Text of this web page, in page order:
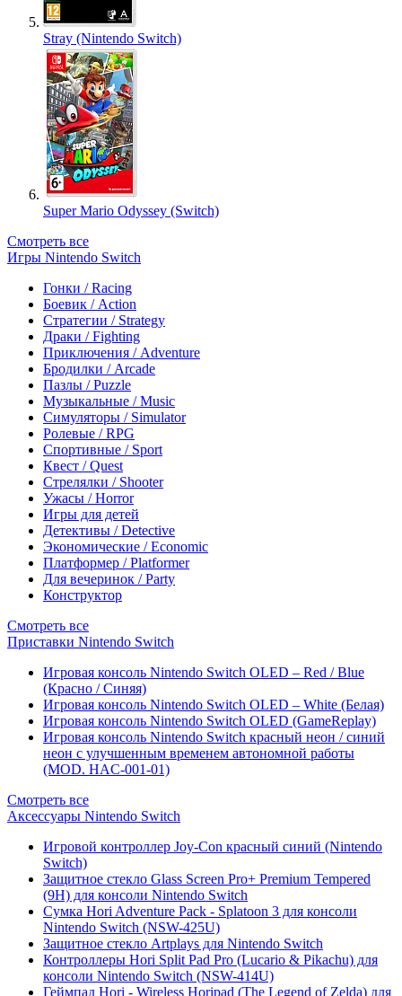
Stray (Nintendo Switch)
Super Mario Odyssey (Switch)
Смотреть все
Игры Nintendo Switch
Гонки / Racing
Боевик / Action
Стратегии / Strategy
Драки / Fighting
Приключения / Adventure
Бродилки / Arcade
Пазлы / Puzzle
Музыкальные / Music
Симуляторы / Simulator
Ролевые / RPG
Спортивные / Sport
Квест / Quest
Стрелялки / Shooter
Ужасы / Horror
Игры для детей
Детективы / Detective
Экономические / Economic
Платформер / Platformer
Для вечеринок / Party
Конструктор
Смотреть все
Приставки Nintendo Switch
Игровая консоль Nintendo Switch OLED – Red / Blue
(Красно / Синяя)
Игровая консоль Nintendo Switch OLED – White (Белая)
Игровая консоль Nintendo Switch OLED (GameReplay)
Игровая консоль Nintendo Switch красный неон / синий
неон с улучшенным временем автономной работы
(MOD. HAC-001-01)
Смотреть все
Аксессуары Nintendo Switch
Игровой контроллер Joy-Con красный синий (Nintendo
Switch)
Защитное стекло Glass Screen Pro+ Premium Tempered
(9H) для консоли Nintendo Switch
Сумка Hori Adventure Pack - Splatoon 3 для консоли
Nintendo Switch (NSW-425U)
Защитное стекло Artplays для Nintendo Switch
Контроллеры Hori Split Pad Pro (Lucario & Pikachu) для
консоли Nintendo Switch (NSW-414U)
Геймпад Hori - Wireless Horipad (The Legend of Zelda) для